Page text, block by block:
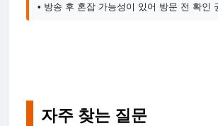
• 방송 후 혼잡 가능성이 있어 방문 전 확인
자주 찾는 질문